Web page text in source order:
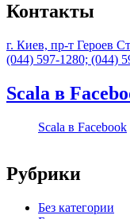
Контакты
г. Киев, пр-т Героев
(044) 597-1280; (044)
Scala в
Scala в Facebook
Рубрики
Без категории